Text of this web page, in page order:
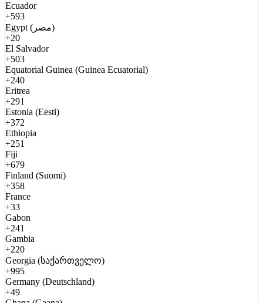
Ecuador
+593
Egypt (مصر)
+20
El Salvador
+503
Equatorial Guinea (Guinea Ecuatorial)
+240
Eritrea
+291
Estonia (Eesti)
+372
Ethiopia
+251
Fiji
+679
Finland (Suomi)
+358
France
+33
Gabon
+241
Gambia
+220
Georgia (საქართველო)
+995
Germany (Deutschland)
+49